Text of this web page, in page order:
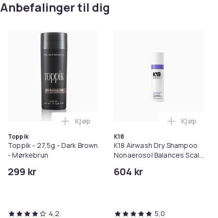
Anbefalinger til dig
Toppik
Toppik - 27,5g - Dark Brown
- Mørkebrun
299 kr
Legg Toppik - 27,5g - Dark Brown -
Kjøp
4,2
K18
K18 Airwash Dry Shampoo
Nonaerosol Balances Scalp
604 kr
Legg K18
Kjøp
5,0